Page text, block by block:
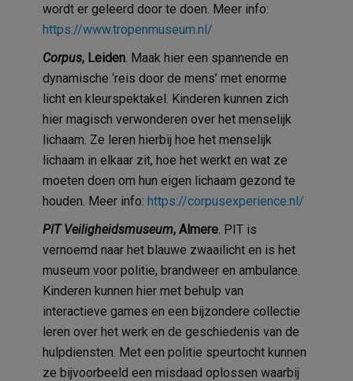
wordt er geleerd door te doen. Meer info:
https://www.tropenmuseum.nl/
Corpus, Leiden . Maak hier een spannende en
dynamische ‘reis door de mens’ met enorme
licht en kleurspektakel. Kinderen kunnen zich
hier magisch verwonderen over het menselijk
lichaam. Ze leren hierbij hoe het menselijk
lichaam in elkaar zit, hoe het werkt en wat ze
moeten doen om hun eigen lichaam gezond te
houden. Meer info: https://corpusexperience.nl/
PIT Veiligheidsmuseum, Almere . PIT is
vernoemd naar het blauwe zwaailicht en is het
museum voor politie, brandweer en ambulance.
Kinderen kunnen hier met behulp van
interactieve games en een bijzondere collectie
leren over het werk en de geschiedenis van de
hulpdiensten. Met een politie speurtocht kunnen
ze bijvoorbeeld een misdaad oplossen waarbij